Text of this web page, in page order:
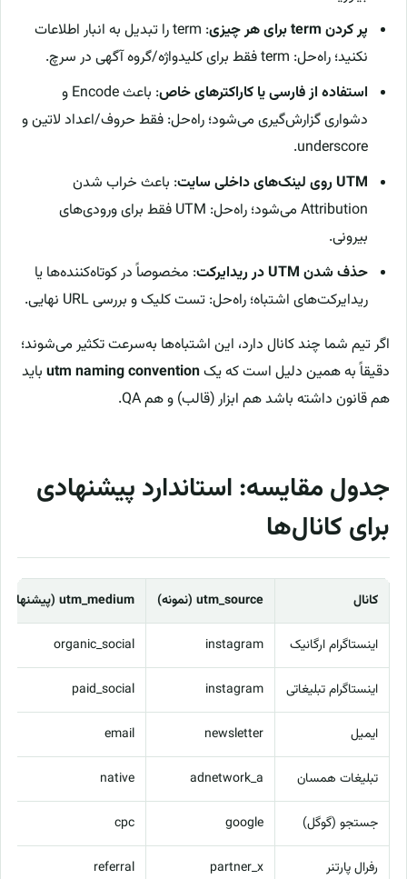
پر کردن term برای هر چیزی
: term را تبدیل به انبار اطلاعات
نکنید؛ راه‌حل: term فقط برای کلیدواژه/گروه آگهی در سرچ.
استفاده از فارسی یا کاراکترهای خاص
: باعث Encode و
دشواری گزارش‌گیری می‌شود؛ راه‌حل: فقط حروف/اعداد لاتین و
underscore.
UTM روی لینک‌های داخلی سایت
: باعث خراب شدن
Attribution می‌شود؛ راه‌حل: UTM فقط برای ورودی‌های
بیرونی.
حذف شدن UTM در ریدایرکت
: مخصوصاً در کوتاه‌کننده‌ها یا
ریدایرکت‌های اشتباه؛ راه‌حل: تست کلیک و بررسی URL نهایی.
اگر تیم شما چند کانال دارد، این اشتباه‌ها به‌سرعت تکثیر می‌شوند؛
دقیقاً به همین دلیل است که یکutm naming convention باید
هم قانون داشته باشد هم ابزار (قالب) و هم QA.
جدول مقایسه: استاندارد پیشنهادی
برای کانال‌ها
کانال utm_source (نمونه) utm_medium (پیشنهادی)
اینستاگرام ارگانیک instagram
organic_social
اینستاگرام تبلیغاتی instagram
paid_social
ایمیل newsletter
email
تبلیغات همسان adnetwork_a
native
جستجو (گوگل) google
cpc
رفرال پارتنر partner_x
referral